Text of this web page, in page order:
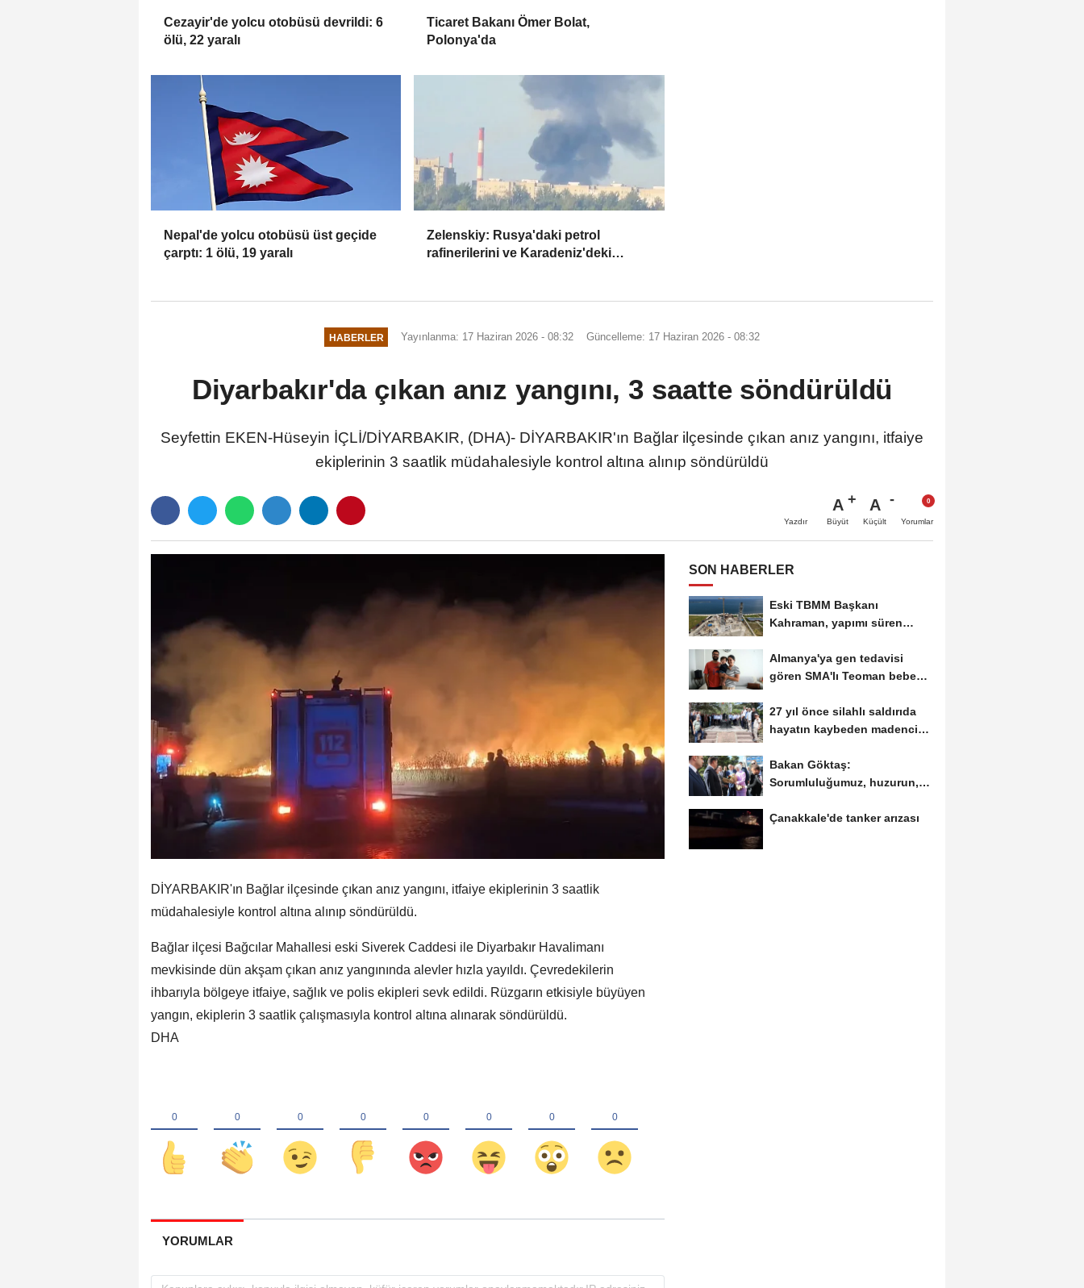
Cezayir'de yolcu otobüsü devrildi: 6
ölü, 22 yaralı
Ticaret Bakanı Ömer Bolat,
Polonya'da
Nepal'de yolcu otobüsü üst geçide
çarptı: 1 ölü, 19 yaralı
Zelenskiy: Rusya'daki petrol
rafinerilerini ve Karadeniz'deki
HABERLER Yayınlanma: 17 Haziran 2026 - 08:32 Güncelleme: 17 Haziran 2026 - 08:32
Diyarbakır'da çıkan anız yangını, 3 saatte söndürüldü
Seyfettin EKEN-Hüseyin İÇLİ/DİYARBAKIR, (DHA)- DİYARBAKIR'ın Bağlar ilçesinde çıkan anız yangını, itfaiye
ekiplerinin 3 saatlik müdahalesiyle kontrol altına alınıp söndürüldü
Yazdır
A
Büyüt
A
Küçült Yorumlar
DİYARBAKIR'ın Bağlar ilçesinde çıkan anız yangını, itfaiye ekiplerinin 3 saatlik
müdahalesiyle kontrol altına alınıp söndürüldü.
Bağlar ilçesi Bağcılar Mahallesi eski Siverek Caddesi ile Diyarbakır Havalimanı
mevkisinde dün akşam çıkan anız yangınında alevler hızla yayıldı. Çevredekilerin
ihbarıyla bölgeye itfaiye, sağlık ve polis ekipleri sevk edildi. Rüzgarın etkisiyle büyüyen
yangın, ekiplerin 3 saatlik çalışmasıyla kontrol altına alınarak söndürüldü.
DHA
YORUMLAR
SON HABERLER
Eski TBMM Başkanı
Kahraman, yapımı süren
Camii'nde...
Almanya'ya gen tedavisi
gören SMA'lı Teoman bebek
27 yıl önce silahlı saldırıda
hayatın kaybeden madenci
Bakan Göktaş:
Sorumluluğumuz, huzurun,
da...
Çanakkale'de tanker arızası